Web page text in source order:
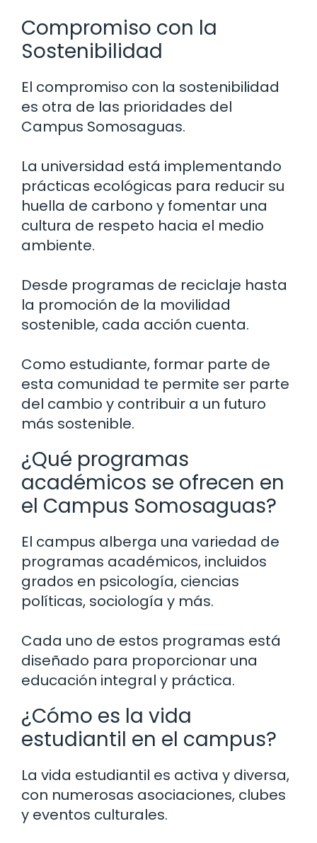
Compromiso con la
Sostenibilidad
El compromiso con la sostenibilidad
es otra de las prioridades del
Campus Somosaguas.
La universidad está implementando
prácticas ecológicas para reducir su
huella de carbono y fomentar una
cultura de respeto hacia el medio
ambiente.
Desde programas de reciclaje hasta
la promoción de la movilidad
sostenible, cada acción cuenta.
Como estudiante, formar parte de
esta comunidad te permite ser parte
del cambio y contribuir a un futuro
más sostenible.
¿Qué programas
académicos se ofrecen en
el Campus Somosaguas?
El campus alberga una variedad de
programas académicos, incluidos
grados en psicología, ciencias
políticas, sociología y más.
Cada uno de estos programas está
diseñado para proporcionar una
educación integral y práctica.
¿Cómo es la vida
estudiantil en el campus?
La vida estudiantil es activa y diversa,
con numerosas asociaciones, clubes
y eventos culturales.